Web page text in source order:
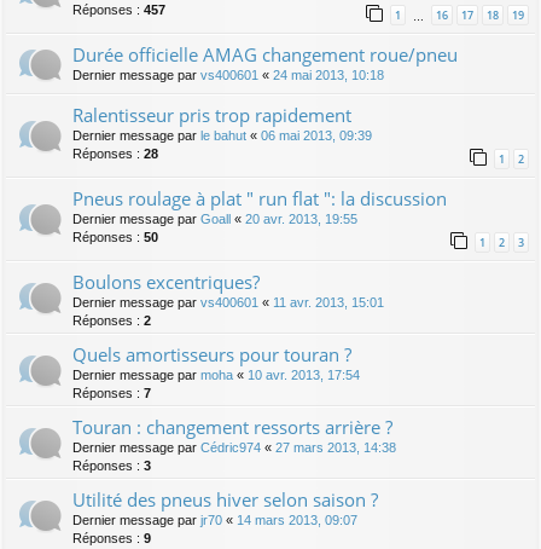
Réponses : 457 1 16 17 18 19
Durée officielle AMAG changement roue/pneu
Dernier message par vs400601 « 24 mai 2013, 10:18
Ralentisseur pris trop rapidement
Dernier message par le bahut « 06 mai 2013, 09:39
Réponses : 28 1 2
Pneus roulage à plat " run flat ": la discussion
Dernier message par Goall « 20 avr. 2013, 19:55
Réponses : 50 1 2 3
Boulons excentriques?
Dernier message par vs400601 « 11 avr. 2013, 15:01
Réponses : 2
Quels amortisseurs pour touran ?
Dernier message par moha « 10 avr. 2013, 17:54
Réponses : 7
Touran : changement ressorts arrière ?
Dernier message par Cédric974 « 27 mars 2013, 14:38
Réponses : 3
Utilité des pneus hiver selon saison ?
Dernier message par jr70 « 14 mars 2013, 09:07
Réponses : 9